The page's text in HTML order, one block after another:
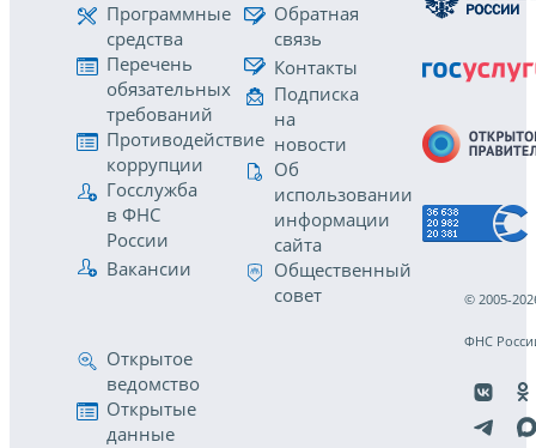
Программные
средства
Перечень
обязательных
требований
Противодействие
коррупции
Госслужба
в ФНС
России
Вакансии
Обратная
связь
Контакты
Подписка
на
новости
Об
использовании
информации
сайта
Общественный
совет
Открытое
ведомство
Открытые
данные
© 2005-
ФНС